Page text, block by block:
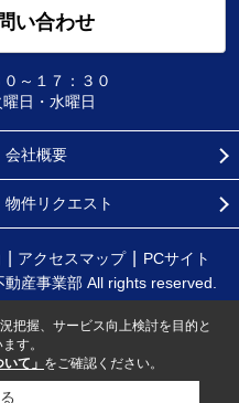
い合わせ
０～１７：３０
日・水曜日
会社概要
物件リクエスト
アクセスマップ
PCサイト
産事業部 All rights reserved.
把握、サービス向上検討を目的と
す。
て」 をご確認ください。